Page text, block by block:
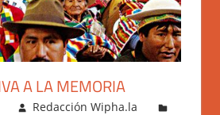
A LA MEMORIA
Redacción Wipha.la